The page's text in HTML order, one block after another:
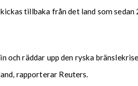
tillbaka från det land som
räddar upp den ryska
rapporterar Reuters.